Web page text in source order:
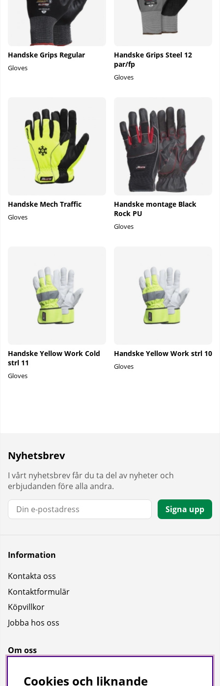
Handske Grips Regular
Gloves
Handske Grips Steel 12
par/fp
Gloves
Handske Mech Traffic
Gloves
Handske montage Black
Rock PU
Gloves
Handske Yellow Work Cold
strl 11
Gloves
Handske Yellow Work strl 10
Gloves
Nyhetsbrev
I vårt nyhetsbrev får du ta del av nyheter och
erbjudanden före alla andra.
E-post:
Signa upp
Information
Kontakta oss
Kontaktformulär
Köpvillkor
Jobba hos oss
Om oss
Cookies och liknande